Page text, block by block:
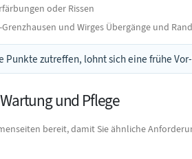
oder Rissen
und Wirges Übergänge und
Punkte zutreffen, lohnt sich eine frühe
und Pflege
bereit, damit Sie ähnliche